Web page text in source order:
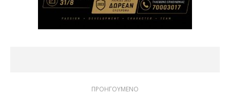
ΠΡΟΗΓΟΥΜΕΝΟ